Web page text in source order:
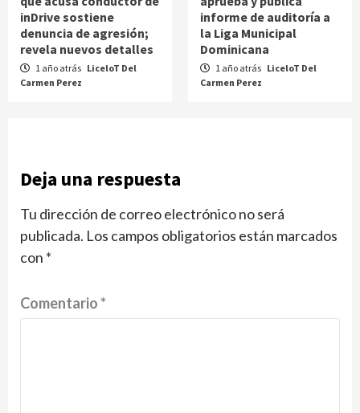
inDrive sostiene
denuncia de agresión;
revela nuevos detalles
1 año atrás LiceloT Del
Carmen Perez
informe de auditoría a
la Liga Municipal
Dominicana
1 año atrás LiceloT Del
Carmen Perez
Deja una respuesta
Tu dirección de correo electrónico no será
publicada. Los campos obligatorios están marcados
con *
Comentario*